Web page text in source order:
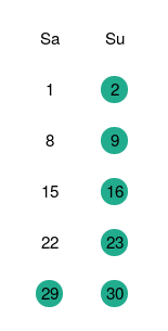
Sa Su
1 2
8 9
15 16
22 23
29 30